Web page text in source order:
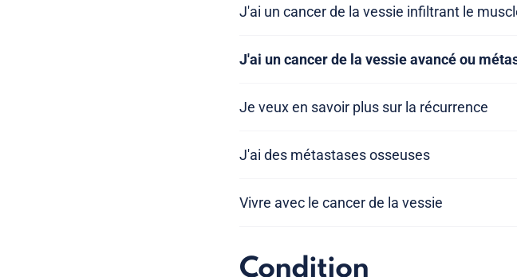
J'ai un cancer de la vessie infiltrant le
J'ai un cancer de la vessie avancé ou
Je veux en savoir plus sur la récurrence
J'ai des métastases osseuses
Vivre avec le cancer de la vessie
Condition